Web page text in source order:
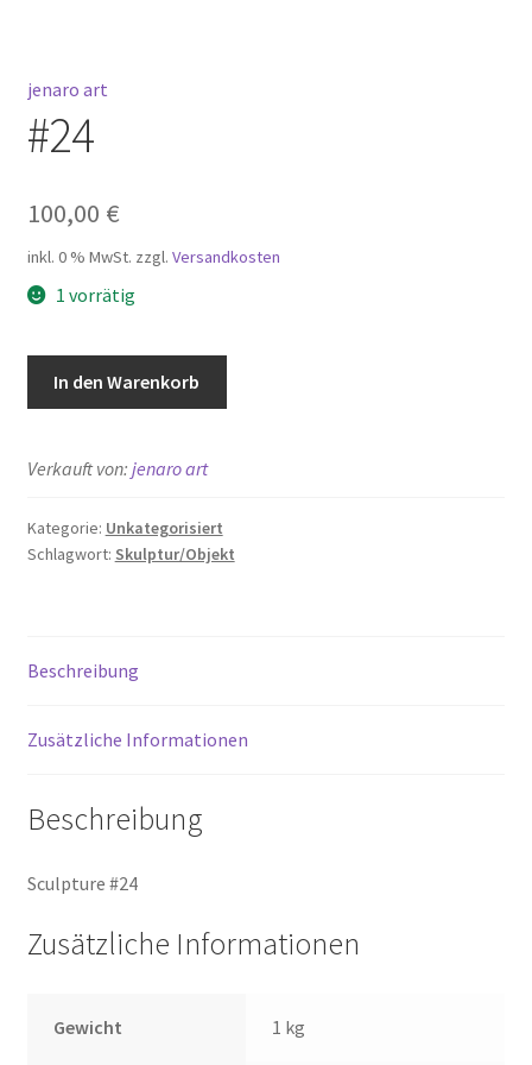
jenaro art
#24
100,00 €
inkl. 0 % MwSt. zzgl. Versandkosten
1 vorrätig
In den Warenkorb
Verkauft von: jenaro art
Kategorie: Unkategorisiert
Schlagwort: Skulptur/Objekt
Beschreibung
Zusätzliche Informationen
Beschreibung
Sculpture #24
Zusätzliche Informationen
Gewicht 1 kg